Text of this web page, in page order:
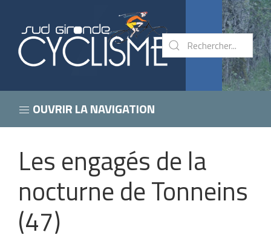
OUVRIR LA NAVIGATION
Les engagés de la
nocturne de Tonneins
(47)